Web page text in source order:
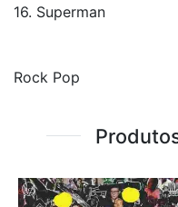
16. Superman
Rock Pop